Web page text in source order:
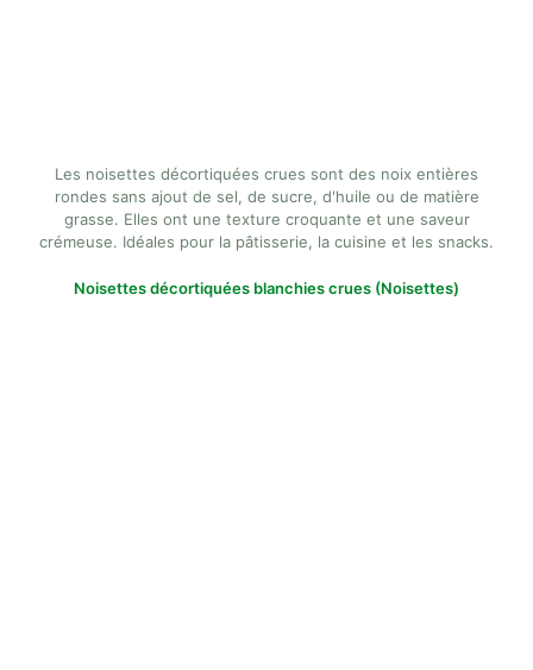
Les noisettes décortiquées crues sont des noix entières
rondes sans ajout de sel, de sucre, d'huile ou de matière
grasse. Elles ont une texture croquante et une saveur
crémeuse. Idéales pour la pâtisserie, la cuisine et les snacks.
Noisettes décortiquées blanchies crues (Noisettes)